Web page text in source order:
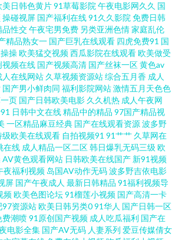
99福利网 91社在线观看 91高潮叫床 91高清黄色
页 影音先锋色AV 伊人婷97 69午夜影院 在线看h
性福AⅤ 五月男人天堂 丝袜视频 日韩高清无码专区
品青 内射日韩啪啪 男人天堂av导航 美女免费视
裸 欧美内射中出 欧美AⅤ18 乱子伦毛片国产 久草
韩熟女操逼网站 青青草一起艹 欧美性淫网 男人色
黑丝91 久久五月91 黑丝88av 福利在线 岛国网址
福利观看 91丝袜国产足交网 91网站免費观看 91人
美日韩色黄片91草莓影院 午夜电影网久久 国
操碰视屏 国产福利在线91久久影院 免费日韩
品性交午夜宅男免费 另类亚洲色情家庭乱伦
精品熟女一 国产巨乳在线观看 四虎免费91 国
操欧美猛交视频西瓜影院在线观看欧美做受
视频在线 国产视频高清 国产丝袜一区黄色av
人在线网站 久草视频资源站综合五月香 成人
国产男小鲜肉同 福利影院网站激情五月天色色
页 国产日韩欧美电影 久久机热 成人午夜网
日韩中文在线精品中的精品 97国产精品视
一区精品麻豆经典 国产在线观看资源波多野
级欧美在线观看 自拍视频91 91艹艹 久草网在
在线 成人精品一区二区韩日爆乳无码三级 欧
AV黄色观看网站 日韩欧美在线国产 新91视频
夜福利视频 岛国AV动作无码波多野吉依电影
屏 国产午夜成人 最新日韩精品 91福利视频导
频欧美色图论坛91榴莲小视频 国产高清一卡
97资源站欧美日韩另类091华人 国产日韩一区
费潮喷91原创国产视频 成人吃瓜福利 国产在
电影全集 国产AV无码 人妻系列 爱豆传媒倩女